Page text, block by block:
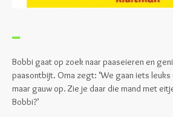
Bobbi gaat op zoek naar paaseieren en
paasontbijt. Oma zegt: ‘We gaan iets
maar gauw op. Zie je daar die mand met
Bobbi?’